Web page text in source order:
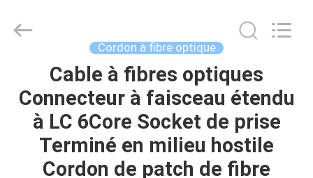
MAISON
PRODUITS
Electronics&Communication
Cordon à fibre optique
Cable à fibres optiques
Connecteur à faisceau étendu
à LC 6Core Socket de prise
Terminé en milieu hostile
Cordon de patch de fibre